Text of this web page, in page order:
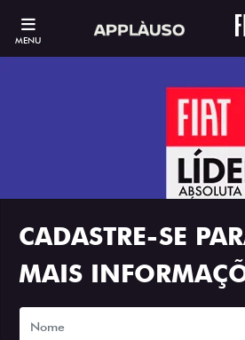
MENU
CADASTRE-SE
MAIS